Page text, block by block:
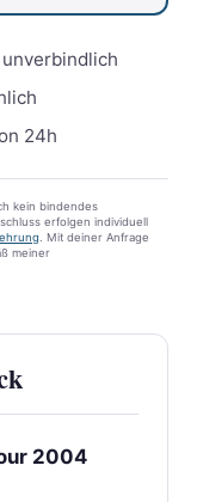
24h
kein bindendes
erfolgen individuell
. Mit deiner Anfrage
meiner
2004